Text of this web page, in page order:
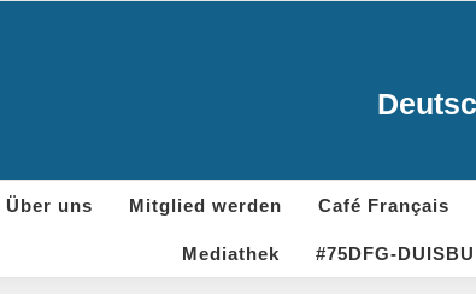
Über uns Mitglied werden Café Français
Mediathek #75DFG-